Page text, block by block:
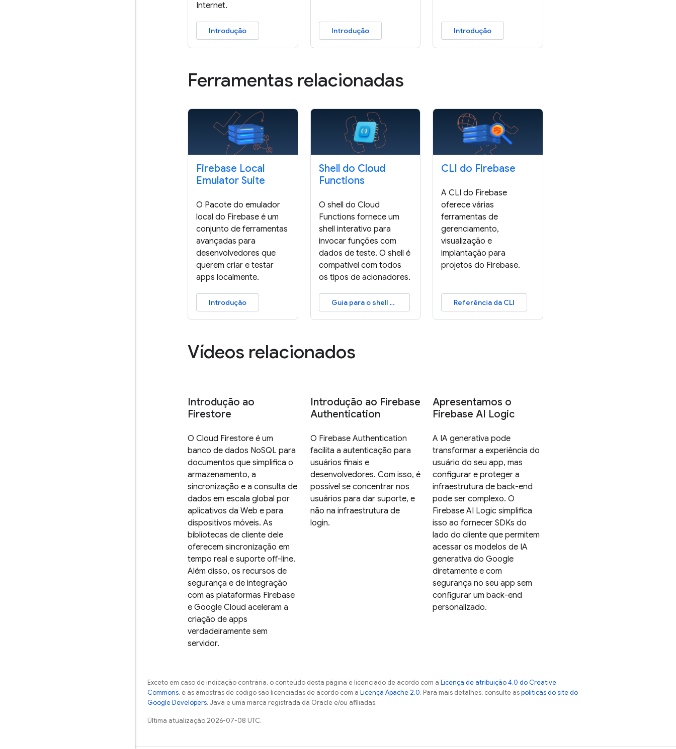
Internet.
Introdução Introdução Introdução
Ferramentas relacionadas
Firebase Local
Emulator Suite
O Pacote do emulador
local do Firebase é um
conjunto de ferramentas
avançadas para
desenvolvedores que
querem criar e testar
apps localmente.
Introdução
Shell do Cloud
Functions
O shell do Cloud
Functions fornece um
shell interativo para
invocar funções com
dados de teste. O shell é
compatível com todos
os tipos de acionadores.
Guia para o shell do Functions
CLI do Firebase
A CLI do Firebase
oferece várias
ferramentas de
gerenciamento,
visualização e
implantação para
projetos do Firebase.
Referência da CLI
Vídeos relacionados
Introdução ao
Firestore
O Cloud Firestore é um
banco de dados NoSQL para
documentos que simplifica o
armazenamento, a
sincronização e a consulta de
dados em escala global por
aplicativos da Web e para
dispositivos móveis. As
bibliotecas de cliente dele
oferecem sincronização em
tempo real e suporte off-line.
Além disso, os recursos de
segurança e de integração
com as plataformas Firebase
e Google Cloud aceleram a
criação de apps
verdadeiramente sem
servidor.
Introdução ao Firebase
Authentication
O Firebase Authentication
facilita a autenticação para
usuários finais e
desenvolvedores. Com isso, é
possível se concentrar nos
usuários para dar suporte, e
não na infraestrutura de
login.
Apresentamos o
Firebase AI Logic
A IA generativa pode
transformar a experiência do
usuário do seu app, mas
configurar e proteger a
infraestrutura de back-end
pode ser complexo. O
Firebase AI Logic simplifica
isso ao fornecer SDKs do
lado do cliente que permitem
acessar os modelos de IA
generativa do Google
diretamente e com
segurança no seu app sem
configurar um back-end
personalizado.
Exceto em caso de indicação contrária, o conteúdo desta página é licenciado de acordo com a Licença de atribuição 4.0 do Creative
Commons, e as amostras de código são licenciadas de acordo com a Licença Apache 2.0. Para mais detalhes, consulte aspolíticas do site do
Google Developers. Java é uma marca registrada da Oracle e/ou afiliadas.
Última atualização 2026-07-08 UTC.